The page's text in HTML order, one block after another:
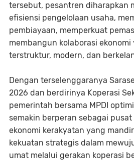
tersebut, pesantren diharapkan
efisiensi pengelolaan usaha,
pembiayaan, memperkuat
membangun kolaborasi ekonomi
terstruktur, modern, dan
Dengan terselenggaranya
2026 dan berdirinya Koperasi
pemerintah bersama MPDI
semakin berperan sebagai
ekonomi kerakyatan yang
kekuatan strategis dalam
umat melalui gerakan koperasi